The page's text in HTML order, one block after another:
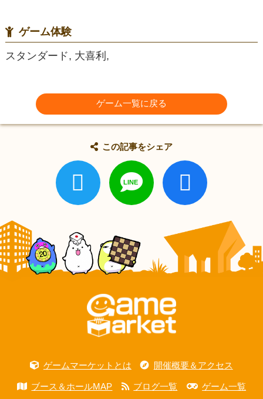
ゲーム体験
スタンダード, 大喜利,
ゲーム一覧に戻る
この記事をシェア
ゲームマーケットとは 開催概要＆アクセス
ブース＆ホールMAP ブログ一覧 ゲーム一覧